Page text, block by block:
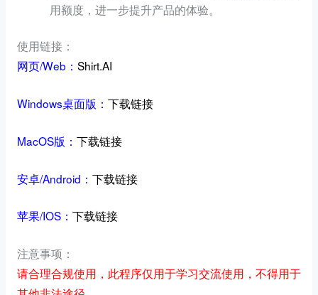
用额度，进一步提升产品的体验。
使用链接：
网页/Web： Shirt.AI
Windows桌面版： 下载链接
MacOS版： 下载链接
安卓/Android： 下载链接
苹果/IOS： 下载链接
注意事项：
请合理合规使用，此程序仅用于学习交流使用，不得用于